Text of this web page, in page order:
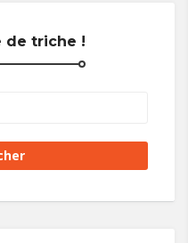
de triche !